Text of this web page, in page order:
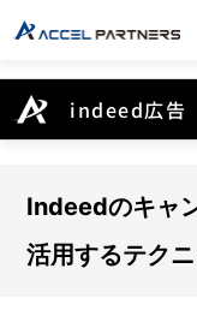
indeed広告
Indeedのキャ
活用するテク